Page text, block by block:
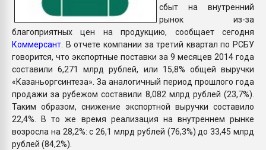
сбыт на внутренний
рынок из-за
благоприятных цен на продукцию, сообщает сегодня
Коммерсант . В отчете компании за третий квартал по РСБУ
говорится, что экспортные поставки за 9 месяцев 2014 года
составили 6,271 млрд рублей, или 15,8% общей выручки
«Казаньоргсинтеза». За аналогичный период прошлого года
продажи за рубежом составили 8,082 млрд рублей (23,7%).
Таким образом, снижение экспортной выручки составило
22,4%. В то же время реализация на внутреннем рынке
возросла на 28,2%: с 26,1 млрд рублей (76,3%) до 33,45 млрд
рублей (84,2%).